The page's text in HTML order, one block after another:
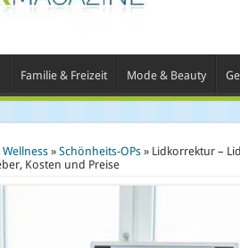
Familie & Freizeit Mode & Beauty
» Schönheits-OPs » Lidkorrektur –
Kosten und Preise